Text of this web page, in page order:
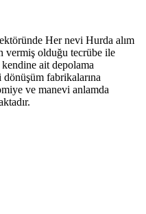
Her nevi Hurda alım
vermiş olduğu tecrübe ile
ait depolama
dönüşüm fabrikalarına
ve manevi anlamda